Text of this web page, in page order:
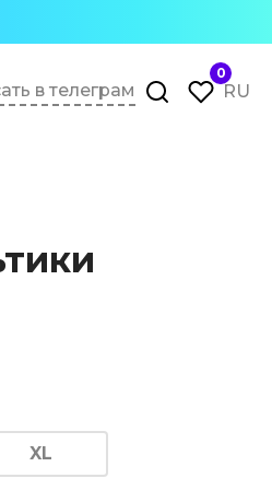
в телеграм
0
RU
XL